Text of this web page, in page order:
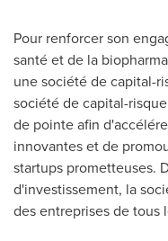
Pour renforcer son
santé et de la
une société de capital-
société de capital-
de pointe afin
innovantes et de
startups prometteuses.
d'investissement, la
des entreprises de tous